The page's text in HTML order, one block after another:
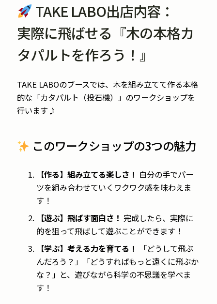
TAKE LABO出店内容：
実際に飛ばせる『木の本格カ
タパルトを作ろう！』
TAKE LABOのブースでは、木を組み立てて作る本格
的な「カタパルト（投石機）」のワークショップを
行います♪
このワークショップの3つの魅力
【作る】組み立てる楽しさ！ 自分の手でパー
ツを組み合わせていくワクワク感を味わえま
す！
【遊ぶ】飛ばす面白さ！ 完成したら、実際に
的を狙って飛ばして遊ぶことができます！
【学ぶ】考える力を育てる！
「どうして飛ぶ
んだろう？」「どうすればもっと遠くに飛ぶか
な？」と、遊びながら科学の不思議を学べま
す！